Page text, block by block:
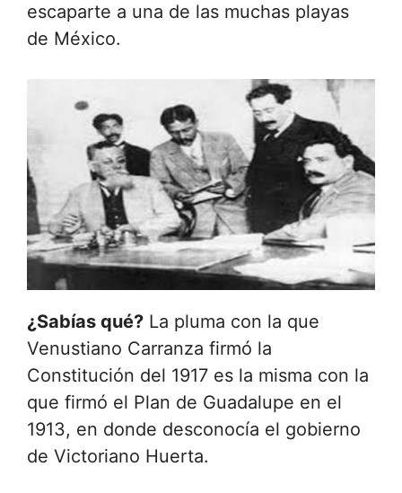
escaparte a una de las muchas playas
de México.
¿Sabías qué? La pluma con la que
Venustiano Carranza firmó la
Constitución del 1917 es la misma con la
que firmó el Plan de Guadalupe en el
1913, en donde desconocía el gobierno
de Victoriano Huerta.